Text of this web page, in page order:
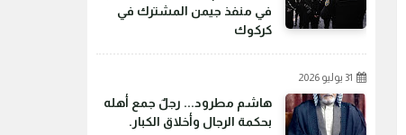
في منفذ جيمن المشترك في
كركوك
31 يوليو 2026
هاشم مطرود... رجلٌ جمع أهله
بحكمة الرجال وأخلاق الكبار.